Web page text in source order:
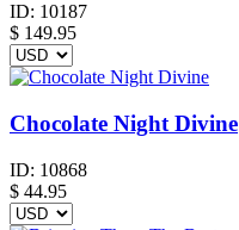
ID: 10187
$ 149.95
Chocolate Night Divine
ID: 10868
$ 44.95